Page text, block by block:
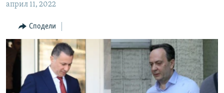
Премини
ШТО ТРЕБА ДА ЗНАЕТЕ
ПРИЈАВИ СЕ ЗА ЊУЗЛЕТЕР
ПОДКАСТ ЗОШТО?
СЛЕДЕТЕ НЕ
април 11, 2022
Сподели